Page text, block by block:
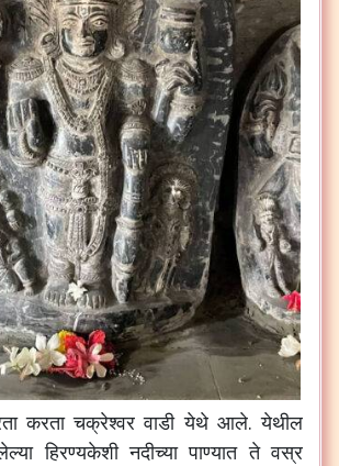
करता चक्रेश्वर वाडी येथे आले. येथील
हिरण्यकेशी नदीच्या पाण्यात ते वस्र